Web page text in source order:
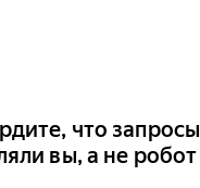
что запросы
вы, а не робот